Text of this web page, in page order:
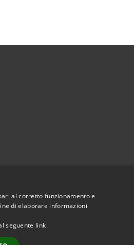
al corretto funzionamento e
di elaborare informazioni
seguente link